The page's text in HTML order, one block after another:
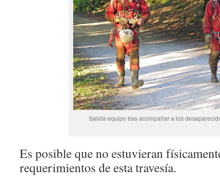
Salida equipo tras acompañar a los
Es posible que no estuvieran
requerimientos de esta travesía.